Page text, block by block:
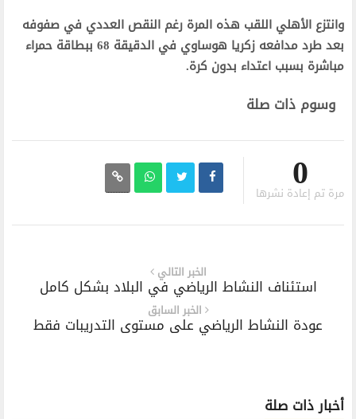
وانتزع الأهلي اللقب هذه المرة رغم النقص العددي في صفوفه
بعد طرد مدافعه زكريا هوساوي في الدقيقة 68 ببطاقة حمراء
مباشرة بسبب اعتداء بدون كرة.
وسوم ذات صلة
0
مرة تم إعادة نشرها
الخبر التالي
استئناف النشاط الرياضي في البلاد بشكل كامل
الخبر السابق
عودة النشاط الرياضي على مستوى التدريبات فقط
أخبار ذات صلة